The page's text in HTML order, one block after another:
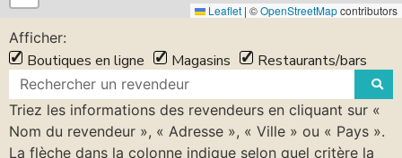
Leaflet | ©OpenStreetMapcontributors
Afficher:
Boutiques en ligne Magasins Restaurants/bars
Triez les informations des revendeurs en cliquant sur «
Nom du revendeur », « Adresse », « Ville » ou « Pays ».
La flèche dans la colonne indique selon quel critère la